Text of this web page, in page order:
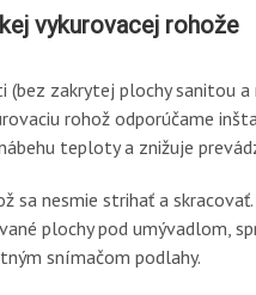
vykurovacej rohože
zakrytej plochy sanitou a
rohož odporúčame
teploty a znižuje
sa nesmie strihať a skracovať.
plochy pod umývadlom,
snímačom podlahy.